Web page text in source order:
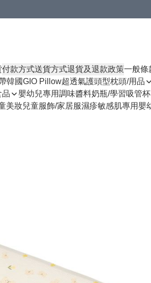
付款方式送貨方式退貨及退款政策一般條
韓國GIO Pillow超透氣護頭型枕頭/用品
品
嬰幼兒專用調味醬料奶瓶/學習吸管杯
美妝兒童服飾/家居服濕疹敏感肌專用嬰